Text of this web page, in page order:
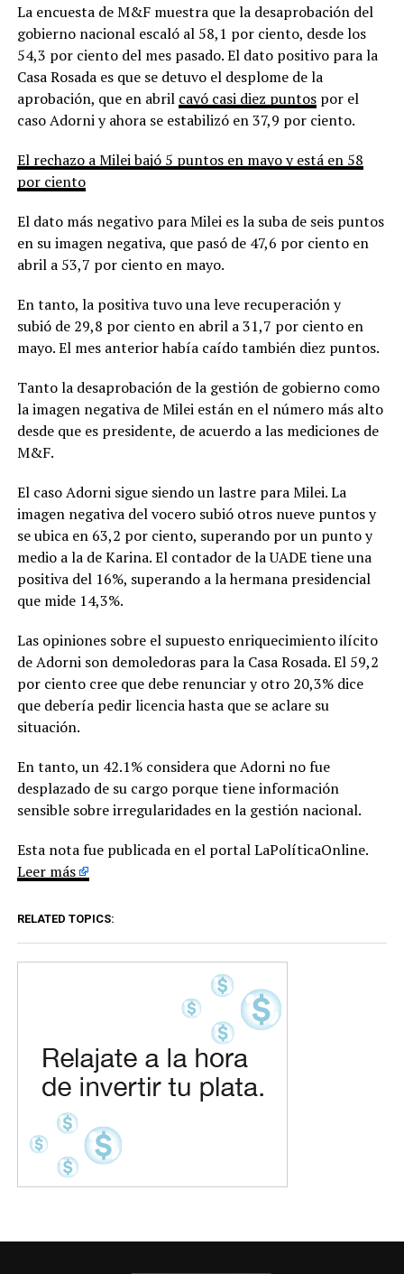
La encuesta de M&F muestra que la desaprobación del
gobierno nacional escaló al 58,1 por ciento, desde los
54,3 por ciento del mes pasado. El dato positivo para la
Casa Rosada es que se detuvo el desplome de la
aprobación, que en abril cayó casi diez puntospor el
caso Adorni y ahora se estabilizó en 37,9 por ciento.
El rechazo a Milei bajó 5 puntos en mayo y está en 58
por ciento
El dato más negativo para Milei es la suba de seis puntos
en su imagen negativa, que pasó de 47,6 por ciento en
abril a 53,7 por ciento en mayo.
En tanto, la positiva tuvo una leve recuperación y
subió de 29,8 por ciento en abril a 31,7 por ciento en
mayo. El mes anterior había caído también diez puntos.
Tanto la desaprobación de la gestión de gobierno como
la imagen negativa de Milei están en el número más alto
desde que es presidente, de acuerdo a las mediciones de
M&F.
El caso Adorni sigue siendo un lastre para Milei. La
imagen negativa del vocero subió otros nueve puntos y
se ubica en 63,2 por ciento, superando por un punto y
medio a la de Karina. El contador de la UADE tiene una
positiva del 16%, superando a la hermana presidencial
que mide 14,3%.
Las opiniones sobre el supuesto enriquecimiento ilícito
de Adorni son demoledoras para la Casa Rosada. El 59,2
por ciento cree que debe renunciar y otro 20,3% dice
que debería pedir licencia hasta que se aclare su
situación.
En tanto, un 42.1% considera que Adorni no fue
desplazado de su cargo porque tiene información
sensible sobre irregularidades en la gestión nacional.
Esta nota fue publicada en el portal LaPolíticaOnline.
Leer más
RELATED TOPICS: